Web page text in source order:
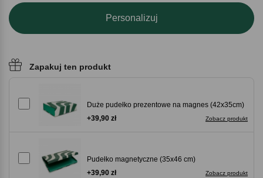
Personalizuj
Zapakuj ten produkt
Duże pudełko prezentowe na magnes (42x35cm)
Zobacz produkt
+39,90 zł
Pudełko magnetyczne (35x46 cm)
Zobacz produkt
+39,90 zł